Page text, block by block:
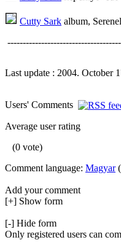
Cutty Sark album,
Last update : 2004. October
Users' Comments
Average user rating
(0 vote)
Comment language: Magyar
Add your comment
[+] Show form
[-] Hide form
Only registered users can